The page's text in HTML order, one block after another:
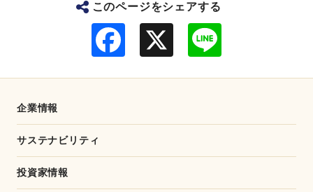
このページをシェアする
企業情報
サステナビリティ
投資家情報